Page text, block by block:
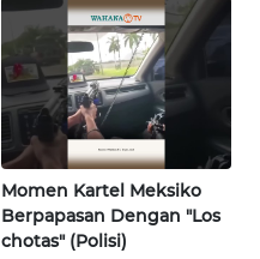
Momen Kartel Meksiko
Berpapasan Dengan "Los
chotas" (Polisi)